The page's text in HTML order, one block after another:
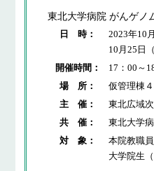
東北大学病院 がんゲノ
日 時：
2023年10
10月25日（
開催時間：
17：00～
場 所：
仮管理棟
主 催：
東北広域
共 催：
東北大学
対 象：
本院教職
大学院生